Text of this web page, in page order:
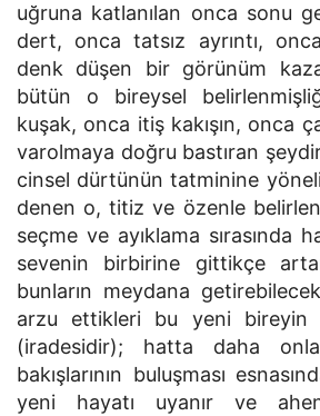
uğruna katlanılan onca sonu
dert, onca tatsız ayrıntı,
denk düşen bir görünüm
bütün o bireysel
kuşak, onca itiş kakışın, onca
varolmaya doğru bastıran
cinsel dürtünün tatminine
denen o, titiz ve özenle
seçme ve ayıklama sırasında
sevenin birbirine gittikçe
bunların meydana
arzu ettikleri bu yeni bireyin
(iradesidir); hatta daha
bakışlarının buluşması
yeni hayatı uyanır ve